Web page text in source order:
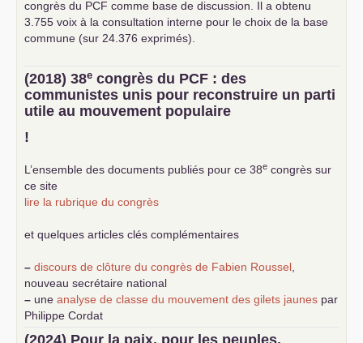
congrès du PCF comme base de discussion. Il a obtenu
3.755 voix à la consultation interne pour le choix de la base
commune (sur 24.376 exprimés).
(2018) 38e congrès du PCF : des
communistes unis pour reconstruire un parti
utile au mouvement populaire
!
L’ensemble des documents publiés pour ce 38e congrès sur
ce site
lire la rubrique du congrès
et quelques articles clés complémentaires
– discours de clôture du congrès de Fabien Roussel,
nouveau secrétaire national
– une analyse de classe du mouvement des gilets jaunes par
Philippe Cordat
–un texte de Jean-Claude Delaunay
le marxisme est la